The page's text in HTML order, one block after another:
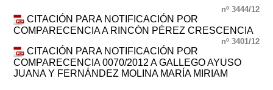
nº 3444/12
CITACIÓN PARA NOTIFICACIÓN POR
COMPARECENCIA A RINCÓN PÉREZ CRESCENCIA
nº 3401/12
CITACIÓN PARA NOTIFICACIÓN POR
COMPARECENCIA 0070/2012 A GALLEGO AYUSO
JUANA Y FERNÁNDEZ MOLINA MARÍA MIRIAM